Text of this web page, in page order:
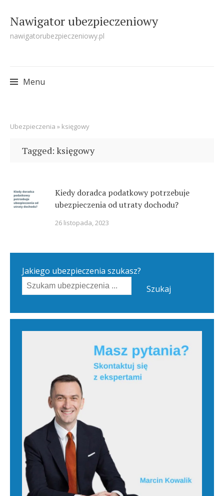
Nawigator ubezpieczeniowy
nawigatorubezpieczeniowy.pl
Menu
to
content
Ubezpieczenia » księgowy
Tagged: księgowy
Kiedy doradca podatkowy potrzebuje
ubezpieczenia od utraty dochodu?
26 listopada, 2023
Jakiego ubezpieczenia szukasz?
Szukaj